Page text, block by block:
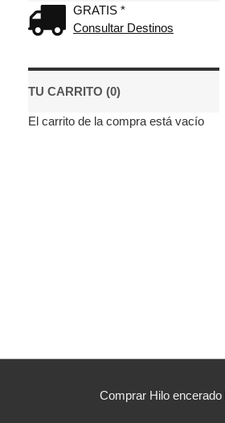
GRATIS *
Consultar Destinos
TU CARRITO (0)
El carrito de la compra está vacío
Comprar Hilo